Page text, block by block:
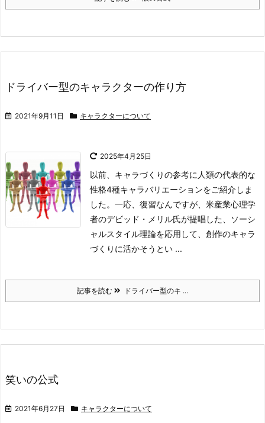
ドライバー型のキャラクターの作り方
2021年9月11日 キャラクターについて
2025年4月25日
以前、キャラづくりの参考に人類の代表的な
性格4種キャラバリエーションをご紹介しま
した。 一応、復習なんですが、米産業心理学
者のデビッド・メリル氏が提唱した、ソーシ
ャルスタイル理論を応用して、創作のキャラ
づくりに活かそうとい ...
記事を読む ドライバー型のキ ...
笑いの公式
2021年6月27日 キャラクターについて